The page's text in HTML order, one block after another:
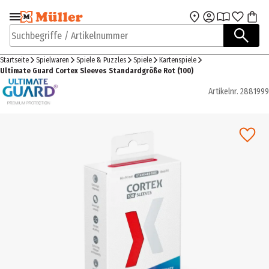
Zur Navigation
springen
Zum Hauptinhalt
Suchbegriffe / Artikelnummer
Startseite Spielwaren Spiele & Puzzles Spiele
Kartenspiele
Ultimate Guard Cortex Sleeves Standardgröße Rot (100)
Artikelnr. 2881999